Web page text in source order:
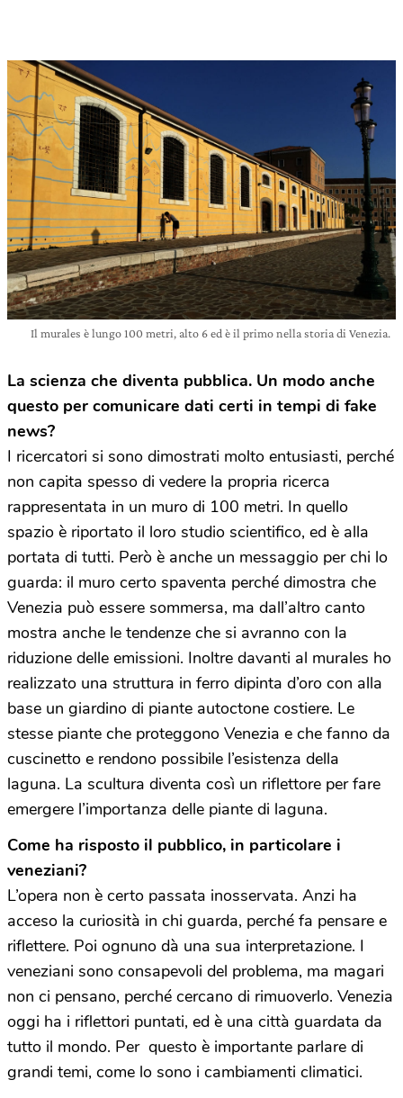
Il murales è lungo 100 metri, alto 6 ed è il primo nella storia di Venezia.
La scienza che diventa pubblica. Un modo anche
questo per comunicare dati certi in tempi di fake
news?
I ricercatori si sono dimostrati molto entusiasti, perché
non capita spesso di vedere la propria ricerca
rappresentata in un muro di 100 metri. In quello
spazio è riportato il loro studio scientifico, ed è alla
portata di tutti. Però è anche un messaggio per chi lo
guarda: il muro certo spaventa perché dimostra che
Venezia può essere sommersa, ma dall’altro canto
mostra anche le tendenze che si avranno con la
riduzione delle emissioni. Inoltre davanti al murales ho
realizzato una struttura in ferro dipinta d’oro con alla
base un giardino di piante autoctone costiere. Le
stesse piante che proteggono Venezia e che fanno da
cuscinetto e rendono possibile l’esistenza della
laguna. La scultura diventa così un riflettore per fare
emergere l’importanza delle piante di laguna.
Come ha risposto il pubblico, in particolare i
veneziani?
L’opera non è certo passata inosservata. Anzi ha
acceso la curiosità in chi guarda, perché fa pensare e
riflettere. Poi ognuno dà una sua interpretazione. I
veneziani sono consapevoli del problema, ma magari
non ci pensano, perché cercano di rimuoverlo. Venezia
oggi ha i riflettori puntati, ed è una città guardata da
tutto il mondo. Per questo è importante parlare di
grandi temi, come lo sono i cambiamenti climatici.